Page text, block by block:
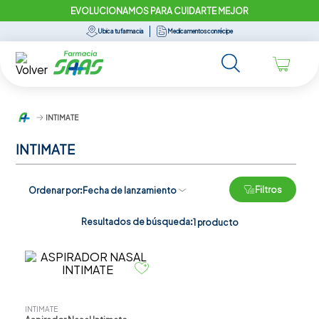
EVOLUCIONAMOS PARA CUIDARTE MEJOR
Ubica tu farmacia Medicamentos con récipe
INTIMATE
INTIMATE
Ordenar por Fecha de lanzamiento Filtros
Resultados de búsqueda:1 producto
INTIMATE